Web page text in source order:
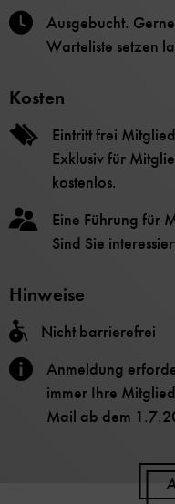
Ausgebucht.
Warteliste setzen
Kosten
Eintritt frei
Exklusiv für
kostenlos.
Eine Führung für
Sind Sie
Hinweise
Nicht barrierefrei
Anmeldung
immer Ihre
Mail ab dem